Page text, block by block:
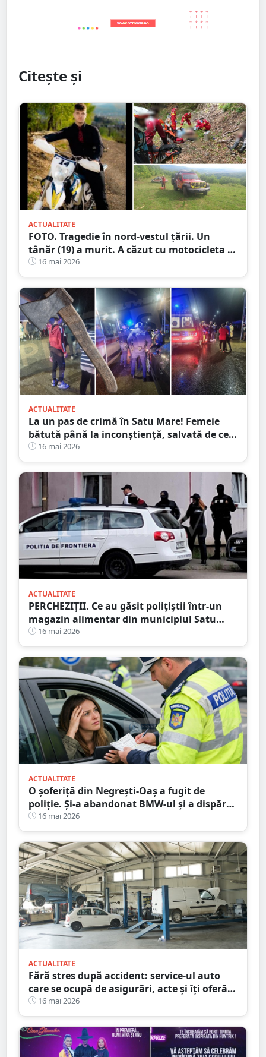
Citește și
ACTUALITATE
FOTO. Tragedie în nord-vestul țării. Un
tânăr (19) a murit. A căzut cu motocicleta în
prăpastie
16 mai 2026
ACTUALITATE
La un pas de crimă în Satu Mare! Femeie
bătută până la inconștiență, salvată de cei
4 copilași
16 mai 2026
ACTUALITATE
PERCHEZIȚII. Ce au găsit polițiștii într-un
magazin alimentar din municipiul Satu
Mare
16 mai 2026
ACTUALITATE
O șoferiță din Negrești-Oaș a fugit de
poliție. Și-a abandonat BMW-ul și a dispărut
printre blocuri
16 mai 2026
ACTUALITATE
Fără stres după accident: service-ul auto
care se ocupă de asigurări, acte și îți oferă
mașină la schimb
16 mai 2026